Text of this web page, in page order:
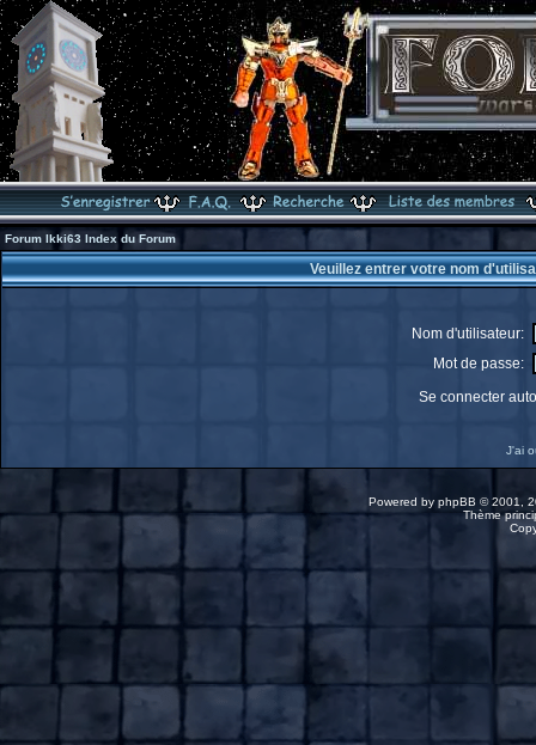
Forum Ikki63 Index du Forum
Veuillez entrer votre nom
Nom d'utilisateur:
Mot de passe:
Se connecter
J'ai
Powered by phpBB © 2001,
Thème